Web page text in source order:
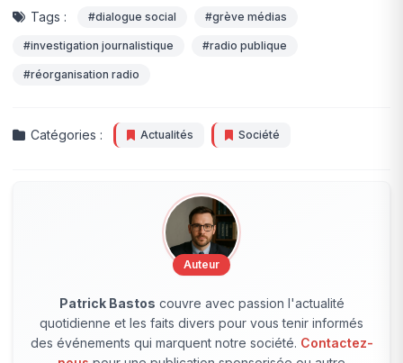
Tags : #dialogue social #grève médias
#investigation journalistique #radio publique
#réorganisation radio
Catégories : Actualités Société
Auteur
Patrick Bastos couvre avec passion l'actualité
quotidienne et les faits divers pour vous tenir informés
des événements qui marquent notre société. Contactez-